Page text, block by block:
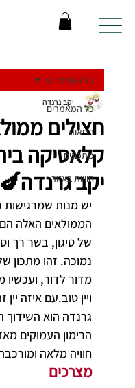
כל המאמרים
בריאות
מתכונים
חוויות באזור
כל המאמרים
חצילים
קלאסיקה
יקב גרנדה🍆
יקב גרנדה
יש מנות שמרגישות
הממולאים האלה הם
של טיגון, בשר רך
נמוכה. זהו מתכון
מדור לדור, ועכשיו
ויין טוב.עם איזה
גרנדה הוא
הרימון העמוקים
חוויה מלאה
מצרכים